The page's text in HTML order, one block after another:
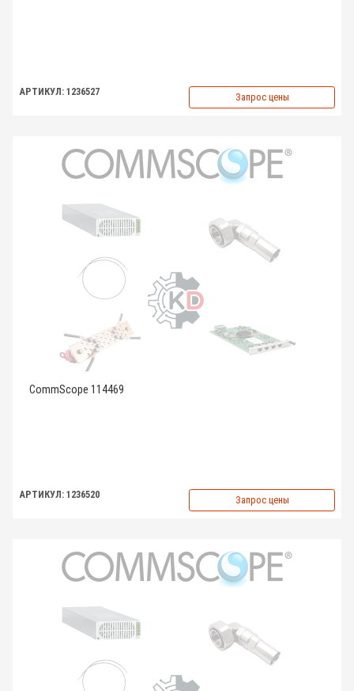
АРТИКУЛ: 1236527 Запрос цены
CommScope 114469
АРТИКУЛ: 1236520 Запрос цены